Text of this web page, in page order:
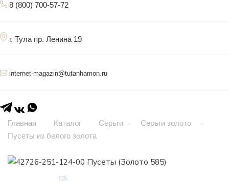
8 (800) 700-57-72
г. Тула пр. Ленина 19
internet-magazin@tutanhamon.ru
Главная — Каталог — Серьги — Серьги золото —
Пусеты из белого золота